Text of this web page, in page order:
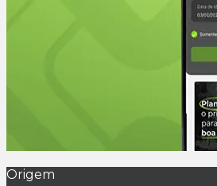
Origem